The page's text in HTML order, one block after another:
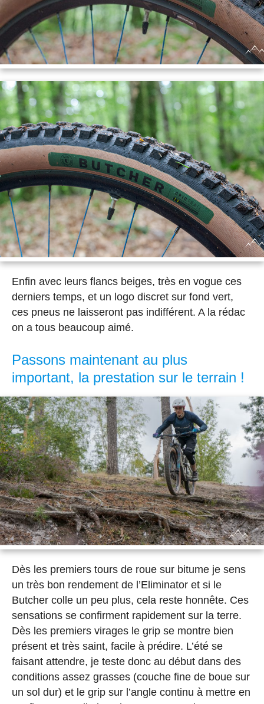
Enfin avec leurs flancs beiges, très en vogue ces
derniers temps, et un logo discret sur fond vert,
ces pneus ne laisseront pas indifférent. A la rédac
on a tous beaucoup aimé.
Passons maintenant au plus
important, la prestation sur le terrain !
Dès les premiers tours de roue sur bitume je sens
un très bon rendement de l’Eliminator et si le
Butcher colle un peu plus, cela reste honnête. Ces
sensations se confirment rapidement sur la terre.
Dès les premiers virages le grip se montre bien
présent et très saint, facile à prédire. L’été se
faisant attendre, je teste donc au début dans des
conditions assez grasses (couche fine de boue sur
un sol dur) et le grip sur l’angle continu à mettre en